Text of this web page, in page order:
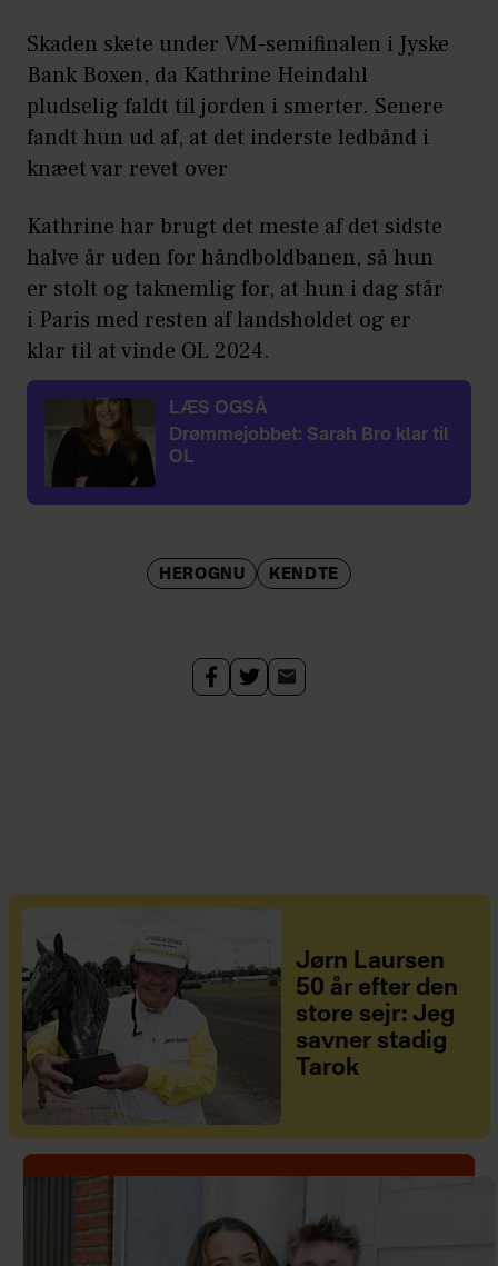
Skaden skete under VM-semifinalen i Jyske
Bank Boxen, da Kathrine Heindahl
pludselig faldt til jorden i smerter. Senere
fandt hun ud af, at det inderste ledbånd i
knæet var revet over
Kathrine har brugt det meste af det sidste
halve år uden for håndboldbanen, så hun
er stolt og taknemlig for, at hun i dag står
i Paris med resten af landsholdet og er
klar til at vinde OL 2024.
LÆS OGSÅ
Drømmejobbet: Sarah Bro klar til
OL
HEROGNU KENDTE
Jørn Laursen
50 år efter den
store sejr: Jeg
savner stadig
Tarok